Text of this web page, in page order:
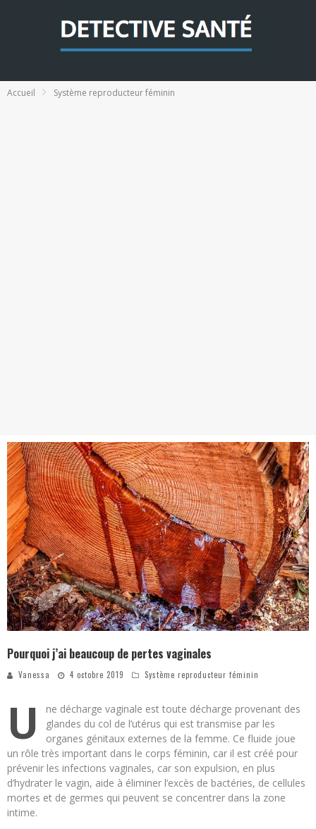
Accueil Système reproducteur féminin
Pourquoi j’ai beaucoup de pertes vaginales
Vanessa 4 octobre 2019 Système reproducteur féminin
U
ne décharge vaginale est toute décharge provenant des
glandes du col de l’utérus qui est transmise par les
organes génitaux externes de la femme. Ce fluide joue
un rôle très important dans le corps féminin, car il est créé pour
prévenir les infections vaginales, car son expulsion, en plus
d’hydrater le vagin, aide à éliminer l’excès de bactéries, de cellules
mortes et de germes qui peuvent se concentrer dans la zone
intime.